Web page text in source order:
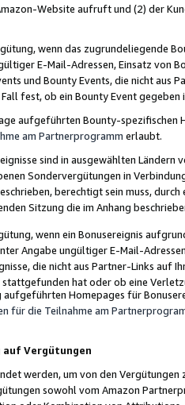
Website aufruft und (2) der
wenn das zugrundeliegende
E-Mail-Adressen, Einsatz von
und Bounty Events, die nicht
fest, ob ein Bounty Event
aufgeführten Bounty-spezifischen
am Partnerprogramm erlaubt.
sind in ausgewählten Ländern
Sondervergütungen in
berechtigt sein muss,
Sitzung die im Anhang
wenn ein Bonusereignis
Angabe ungültiger E-Mail-
die nicht aus Partner-Links auf
stattgefunden hat oder ob eine
aufgeführten Homepages für
für die Teilnahme am
auf Vergütungen
werden, um von den
sowohl vom Amazon